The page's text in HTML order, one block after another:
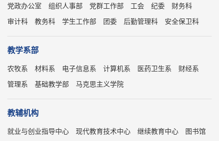
党政办公室 组织人事部 党群工作部 工会 纪委
财务科
审计科
教务科 学生工作部 团委 后勤管理科 安全保卫科
教学系部
农牧系 材料系 电子信息系 计算机系 医药卫生系
财经系
管理系
基础教学部 马克思主义学院
教辅机构
就业与创业指导中心 现代教育技术中心 继续教育中心
图书馆